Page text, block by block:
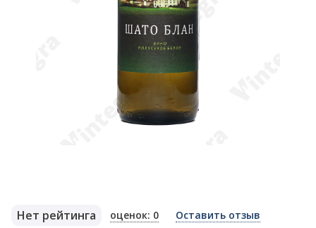
Нет рейтинга оценок: 0 Оставить отзыв